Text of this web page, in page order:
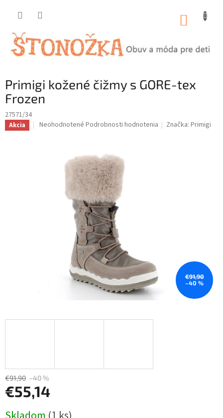
Primigi kožené čižmy s GORE-tex
Frozen
27571/34
Akcia
Priemerné
hviezdičiek.
Neohodnotené Podrobnosti hodnotenia Značka:Primigi
€91,90
–40 %
€91,90 –40 %
€55,14